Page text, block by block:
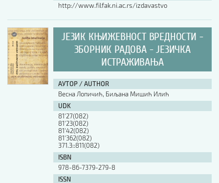
http://www.filfak.ni.ac.rs/izdavastvo
ЈЕЗИК КЊИЖЕВНОСТ ВРЕДНОСТИ -
ЗБОРНИК РАДОВА - ЈЕЗИЧКА
ИСТРАЖИВАЊА
АУТОР / AUTHOR
Весна Лопичић, Биљана Мишић Илић
UDK
81'27(082)
81'23(082)
81'42(082)
81'362(082)
371.3::811(082)
ISBN
978-86-7379-279-8
ISSN